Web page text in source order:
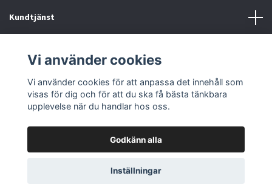
Kundtjänst
Sociala medier
© 2026 Pinklove.se
Vi använder cookies
Vi använder cookies för att anpassa det innehåll som
visas för dig och för att du ska få bästa tänkbara
upplevelse när du handlar hos oss.
Godkänn alla
Inställningar